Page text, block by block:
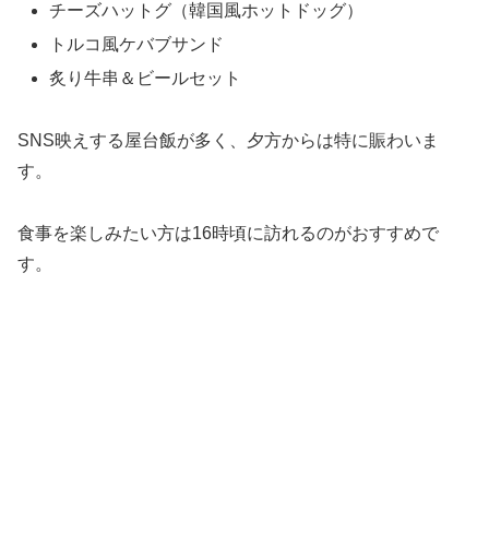
チーズハットグ（韓国風ホットドッグ）
トルコ風ケバブサンド
炙り牛串＆ビールセット
SNS映えする屋台飯が多く、夕方からは特に賑わいま
す。
食事を楽しみたい方は16時頃に訪れるのがおすすめで
す。